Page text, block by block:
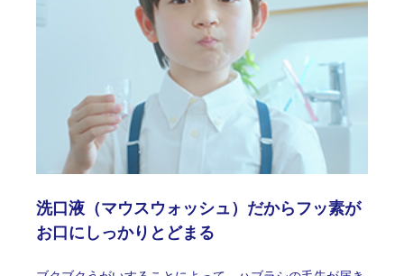
洗口液（マウスウォッシュ）だからフッ素が
お口にしっかりとどまる